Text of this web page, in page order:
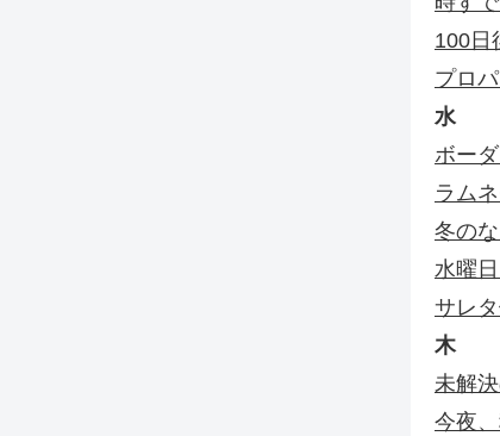
100日
プロ
水
ボー
ラム
冬の
水曜
サレ
木
未解
今夜